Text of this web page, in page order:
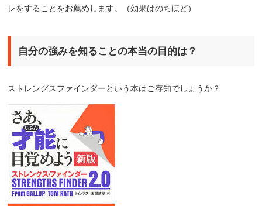
レをすることをお薦めします。（効果はのちほど）
自分の強みを知ることの本当の目的は？
ストレングスファインダーという本はご存知でしょうか？